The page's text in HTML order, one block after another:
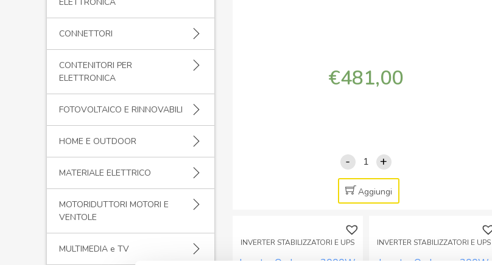
CONNETTORI
CONTENITORI PER
ELETTRONICA
FOTOVOLTAICO E RINNOVABILI
HOME E OUTDOOR
MATERIALE ELETTRICO
MOTORIDUTTORI MOTORI E
VENTOLE
MULTIMEDIA e TV
€481,00
-
Inverter
Onda
pura
1500W
Uscita
230Vac
+
Aggiungi
INVERTER STABILIZZATORI E UPS INVERTER STABILIZZATORI E UPS